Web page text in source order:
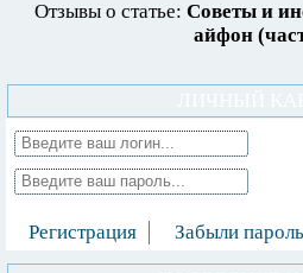
Отзывы о статье: Советы и
айфон
Регистрация Забыли